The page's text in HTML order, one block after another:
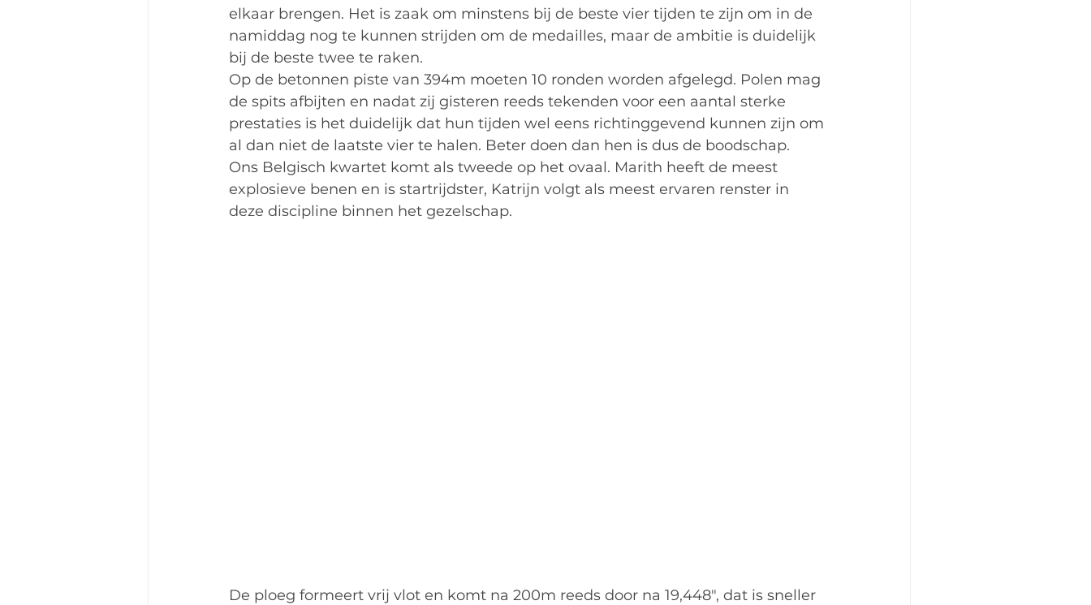
elkaar brengen. Het is zaak om minstens bij de beste vier tijden te zijn om in de
namiddag nog te kunnen strijden om de medailles, maar de ambitie is duidelijk
bij de beste twee te raken.
Op de betonnen piste van 394m moeten 10 ronden worden afgelegd. Polen mag
de spits afbijten en nadat zij gisteren reeds tekenden voor een aantal sterke
prestaties is het duidelijk dat hun tijden wel eens richtinggevend kunnen zijn om
al dan niet de laatste vier te halen. Beter doen dan hen is dus de boodschap.
Ons Belgisch kwartet komt als tweede op het ovaal. Marith heeft de meest
explosieve benen en is startrijdster, Katrijn volgt als meest ervaren renster in
deze discipline binnen het gezelschap.
De ploeg formeert vrij vlot en komt na 200m reeds door na 19,448", dat is sneller